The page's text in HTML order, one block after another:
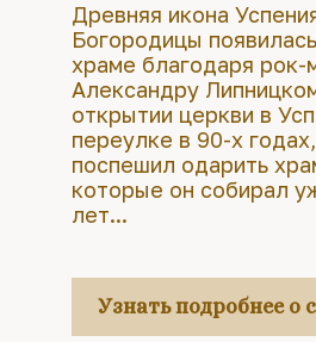
Древняя икона
Богородицы
храме благодаря рок-
Александру
открытии церкви в
переулке в 90-х
поспешил одарить
которые он собирал
лет...
Узнать подробнее о